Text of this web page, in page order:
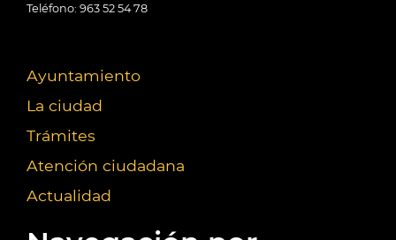
Teléfono: 963 52 54 78
Ayuntamiento
La ciudad
Trámites
Atención ciudadana
Actualidad